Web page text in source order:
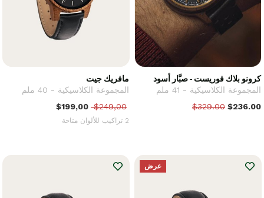
كرونو بلاك فوريست - صبَّار أسود
المجموعة الكلاسيكية - 41 ملم
$329.00 $236.00
مافريك جيت
المجموعة الكلاسيكية - 40 ملم
$249,00
$199,00
2 تراكيب للألوان متاحة
عرض